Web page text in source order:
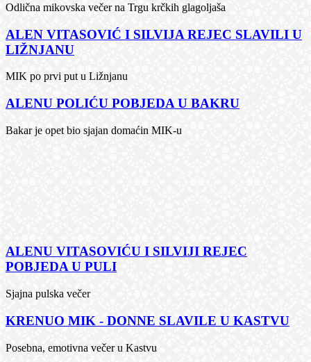
Odlična mikovska večer na Trgu krčkih glagoljaša
ALEN VITASOVIĆ I SILVIJA REJEC SLAVILI U
LIŽNJANU
MIK po prvi put u Ližnjanu
ALENU POLIĆU POBJEDA U BAKRU
Bakar je opet bio sjajan domaćin MIK-u
ALENU VITASOVIĆU I SILVIJI REJEC
POBJEDA U PULI
Sjajna pulska večer
KRENUO MIK - DONNE SLAVILE U KASTVU
Posebna, emotivna večer u Kastvu